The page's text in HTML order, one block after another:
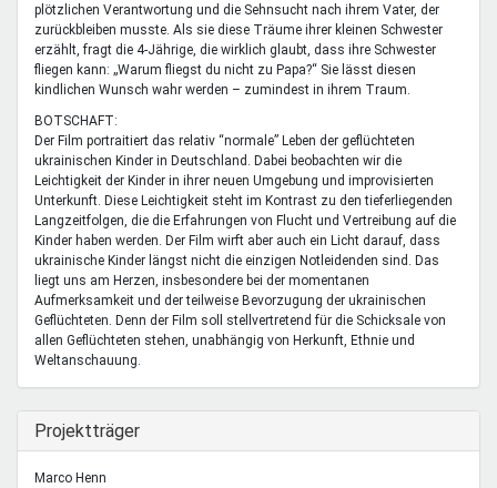
plötzlichen Verantwortung und die Sehnsucht nach ihrem Vater, der
zurückbleiben musste. Als sie diese Träume ihrer kleinen Schwester
erzählt, fragt die 4-Jährige, die wirklich glaubt, dass ihre Schwester
fliegen kann: „Warum fliegst du nicht zu Papa?“ Sie lässt diesen
kindlichen Wunsch wahr werden – zumindest in ihrem Traum.
BOTSCHAFT:
Der Film portraitiert das relativ “normale” Leben der geflüchteten
ukrainischen Kinder in Deutschland. Dabei beobachten wir die
Leichtigkeit der Kinder in ihrer neuen Umgebung und improvisierten
Unterkunft. Diese Leichtigkeit steht im Kontrast zu den tieferliegenden
Langzeitfolgen, die die Erfahrungen von Flucht und Vertreibung auf die
Kinder haben werden. Der Film wirft aber auch ein Licht darauf, dass
ukrainische Kinder längst nicht die einzigen Notleidenden sind. Das
liegt uns am Herzen, insbesondere bei der momentanen
Aufmerksamkeit und der teilweise Bevorzugung der ukrainischen
Geflüchteten. Denn der Film soll stellvertretend für die Schicksale von
allen Geflüchteten stehen, unabhängig von Herkunft, Ethnie und
Weltanschauung.
Ausblenden
Projektträger
Marco Henn